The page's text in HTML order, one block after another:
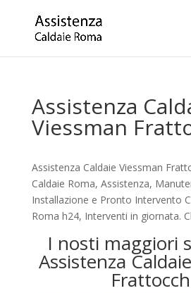
Assistenza
Viessman
Assistenza Caldaie Viessman
Caldaie Roma, Assistenza,
Installazione e Pronto Intervento
Roma h24, Interventi in giornata.
I nosti maggiori
Assistenza